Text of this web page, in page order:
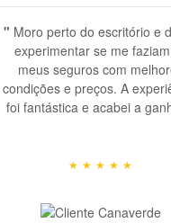
" Moro perto do escritório e
experimentar se me
meus seguros com
condições e preços. A
foi fantástica e acabei a
★ ★ ★ ★ ★